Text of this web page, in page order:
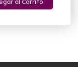
originalactual
al Carrito